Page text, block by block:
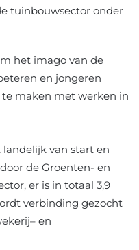
tuinbouwsector onder
het imago van de
en jongeren
te maken met werken in
van start en
de Groenten- en
er is in totaal 3,9
verbinding gezocht
en